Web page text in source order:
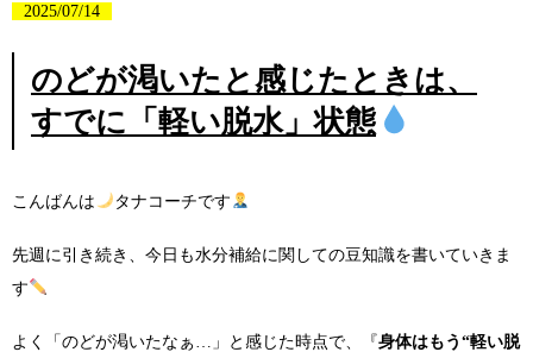
お問い合わせ
2025/07/14
のどが渇いたと感じたときは、
すでに「軽い脱水」状態
こんばんは タナコーチです
先週に引き続き、今日も水分補給に関しての豆知識を書いていきま
す
よく「のどが渇いたなぁ…」と感じた時点で、『身体はもう“軽い脱